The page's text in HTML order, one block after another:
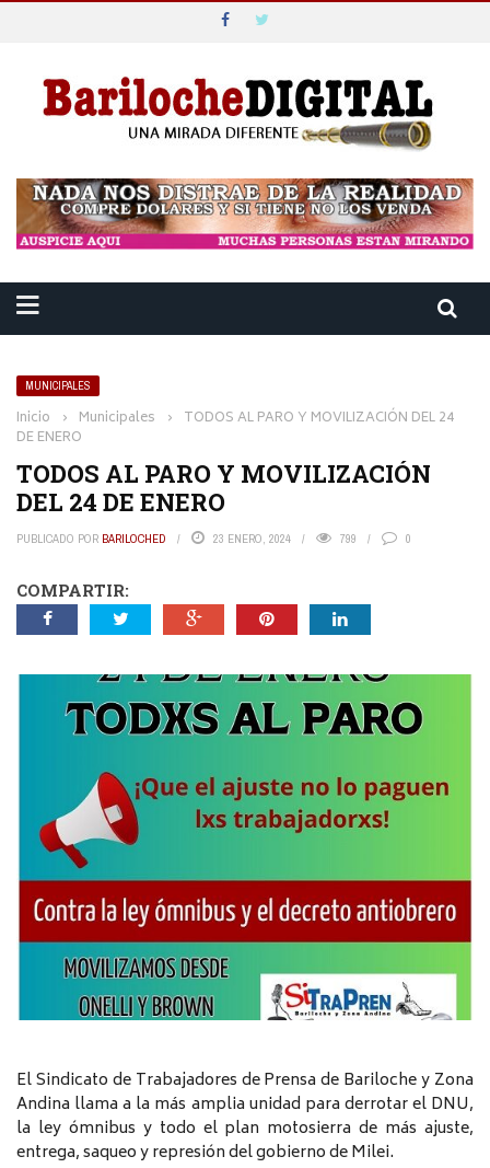
MUNICIPALES
Inicio › Municipales › TODOS AL PARO Y MOVILIZACIÓN DEL 24
DE ENERO
TODOS AL PARO Y MOVILIZACIÓN
DEL 24 DE ENERO
PUBLICADO POR BARILOCHED 23 ENERO, 2024 799 0
COMPARTIR:
El Sindicato de Trabajadores de Prensa de Bariloche y Zona
Andina llama a la más amplia unidad para derrotar el DNU,
la ley ómnibus y todo el plan motosierra de más ajuste,
entrega, saqueo y represión del gobierno de Milei.